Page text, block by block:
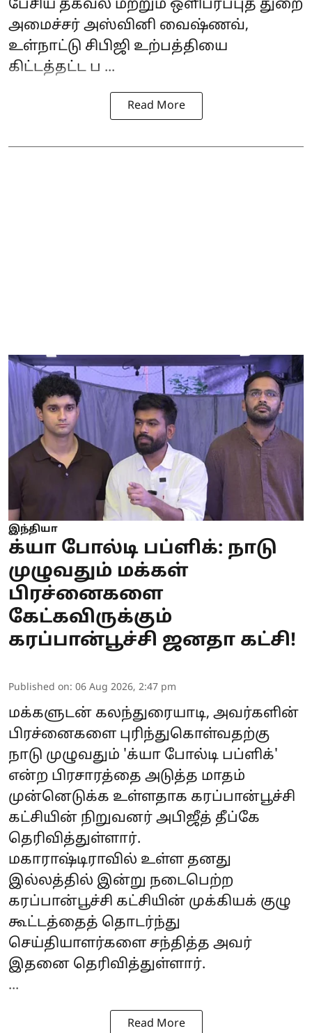
பேசிய தகவல் மற்றும் ஒளிபரப்புத் துறை
அமைச்சர் அஸ்வினி வைஷ்ணவ்,
உள்நாட்டு சிபிஜி உற்பத்தியை
கிட்டத்தட்ட ப ...
Read More
இந்தியா
க்யா போல்டி பப்ளிக்: நாடு
முழுவதும் மக்கள்
பிரச்னைகளை
கேட்கவிருக்கும்
கரப்பான்பூச்சி ஜனதா கட்சி!
Published on: 06 Aug 2026, 2:47 pm
மக்களுடன் கலந்துரையாடி, அவர்களின்
பிரச்னைகளை புரிந்துகொள்வதற்கு
நாடு முழுவதும் 'க்யா போல்டி பப்ளிக்'
என்ற பிரசாரத்தை அடுத்த மாதம்
முன்னெடுக்க உள்ளதாக கரப்பான்பூச்சி
கட்சியின் நிறுவனர் அபிஜீத் தீப்கே
தெரிவித்துள்ளார்.
மகாராஷ்டிராவில் உள்ள தனது
இல்லத்தில் இன்று நடைபெற்ற
கரப்பான்பூச்சி கட்சியின் முக்கியக் குழு
கூட்டத்தைத் தொடர்ந்து
செய்தியாளர்களை சந்தித்த அவர்
இதனை தெரிவித்துள்ளார்.
...
Read More